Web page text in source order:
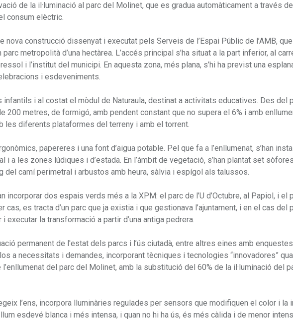
de la il·luminació al parc del Molinet, que es gradua automàticament a través
consum elèctric.
nova construcció dissenyat i executat pels Serveis de l’Espai Públic de l’AMB,
parc metropolità d’una hectàrea. L’accés principal s’ha situat a la part inferior, al
i l’institut del municipi. En aquesta zona, més plana, s’hi ha previst una
i esdeveniments.
infantils i al costat el mòdul de Naturaula, destinat a activitats educatives. Des del
200 metres, de formigó, amb pendent constant que no supera el 6% i amb
les diferents plataformes del terreny i amb el torrent.
papereres i una font d’aigua potable. Pel que fa a l’enllumenat, s’han
i a les zones lúdiques i d’estada. En l’àmbit de vegetació, s’han plantat set
del camí perimetral i arbustos amb heura, sàlvia i espígol als talussos.
incorporar dos espais verds més a la XPM: el parc de l’U d’Octubre, al Papiol, i el
cas, es tracta d’un parc que ja existia i que gestionava l’ajuntament, i en el cas del
executar la transformació a partir d’una antiga pedrera.
permanent de l'estat dels parcs i l’ús ciutadà, entre altres eines amb
a necessitats i demandes, incorporant tècniques i tecnologies “innovadores”
del parc del Molinet, amb la substitució del 60% de la il·luminació del
l’ens, incorpora lluminàries regulades per sensors que modifiquen el color i la
esdevé blanca i més intensa, i quan no hi ha ús, és més càlida i de menor